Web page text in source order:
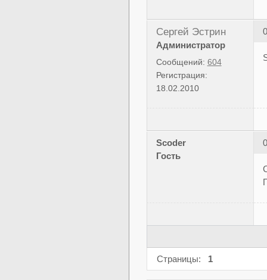
Сергей Эстрин
Администратор
Сообщений: 604
Регистрация:
18.02.2010
Scoder
Гость
Страницы: 1